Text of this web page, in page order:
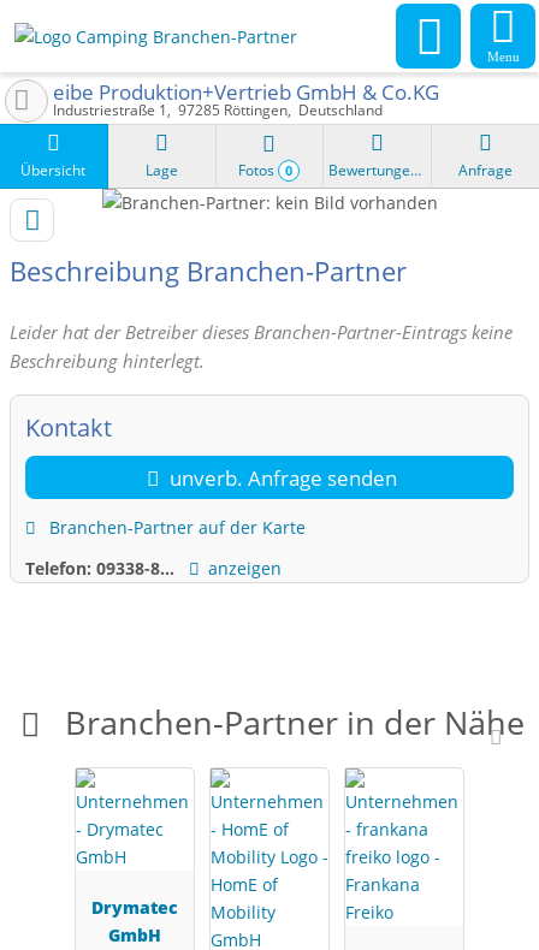
Menu
eibe Produktion+Vertrieb GmbH & Co.KG
Industriestraße 1 97285 Röttingen Deutschland
Übersicht Lage Fotos 0 Bewertungen Anfrage
Beschreibung Branchen-Partner
Leider hat der Betreiber dieses Branchen-Partner-Eintrags keine
Beschreibung hinterlegt.
Kontakt
unverb. Anfrage senden
Branchen-Partner auf der Karte
Telefon: 09338-8... anzeigen
Branchen-Partner in der Nähe
Drymatec
GmbH